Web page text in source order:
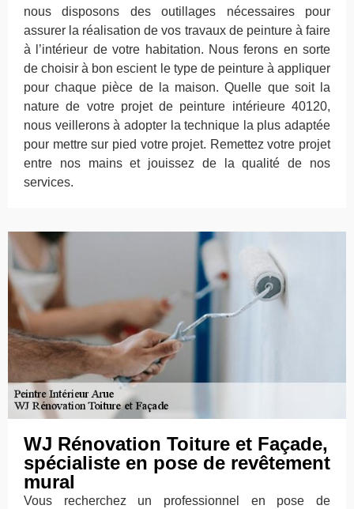
nous disposons des outillages nécessaires pour
assurer la réalisation de vos travaux de peinture à faire
à l’intérieur de votre habitation. Nous ferons en sorte
de choisir à bon escient le type de peinture à appliquer
pour chaque pièce de la maison. Quelle que soit la
nature de votre projet de peinture intérieure 40120,
nous veillerons à adopter la technique la plus adaptée
pour mettre sur pied votre projet. Remettez votre projet
entre nos mains et jouissez de la qualité de nos
services.
WJ Rénovation Toiture et Façade,
spécialiste en pose de revêtement
mural
Vous recherchez un professionnel en pose de